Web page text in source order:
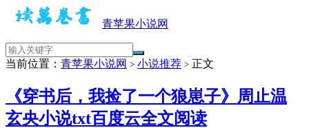
青苹果小说网
当前位置： 青苹果小说网 > 小说推荐 > 正文
《穿书后，我捡了一个狼崽子》周止温
玄央小说txt百度云全文阅读